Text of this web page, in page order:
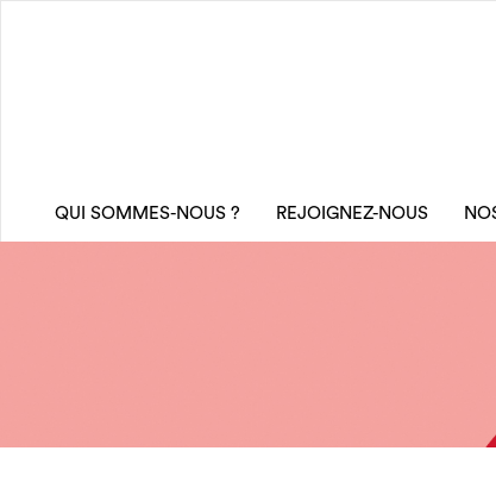
QUI SOMMES-NOUS ? REJOIGNEZ-NOUS